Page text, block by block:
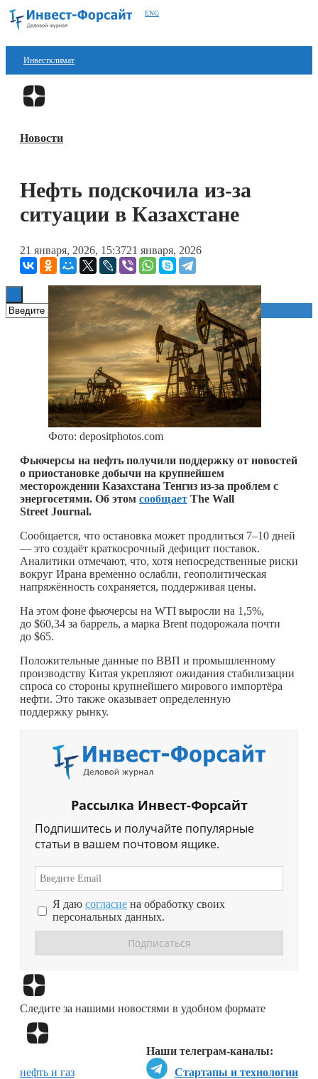
ENG
Инвестклимат
Финансы
Блокчейн
Технологии
Книги
Новости
Нефть подскочила из-за
ситуации в Казахстане
21 января, 2026, 15:3721 января, 2026
Фото: depositphotos.com
Фьючерсы на нефть получили поддержку от новостей
о приостановке добычи на крупнейшем
месторождении Казахстана Тенгиз из-за проблем с
энергосетями. Об этом сообщает The Wall
Street Journal.
Сообщается, что остановка может продлиться 7–10 дней
— это создаёт краткосрочный дефицит поставок.
Аналитики отмечают, что, хотя непосредственные риски
вокруг Ирана временно ослабли, геополитическая
напряжённость сохраняется, поддерживая цены.
На этом фоне фьючерсы на WTI выросли на 1,5%,
до $60,34 за баррель, а марка Brent подорожала почти
до $65.
Положительные данные по ВВП и промышленному
производству Китая укрепляют ожидания стабилизации
спроса со стороны крупнейшего мирового импортёра
нефти. Это также оказывает определенную
поддержку рынку.
Рассылка Инвест-Форсайт
Подпишитесь и получайте популярные
статьи в вашем почтовом ящике.
Я даю согласие на обработку своих
персональных данных.
Следите за нашими новостями в удобном формате
Наши телеграм-каналы:
Стартапы и технологии
нефть и газ